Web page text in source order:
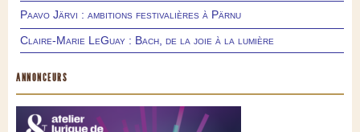
Paavo Järvi : ambitions festivalières à Pärnu
Claire-Marie LeGuay : Bach, de la joie à la lumière
ANNONCEURS